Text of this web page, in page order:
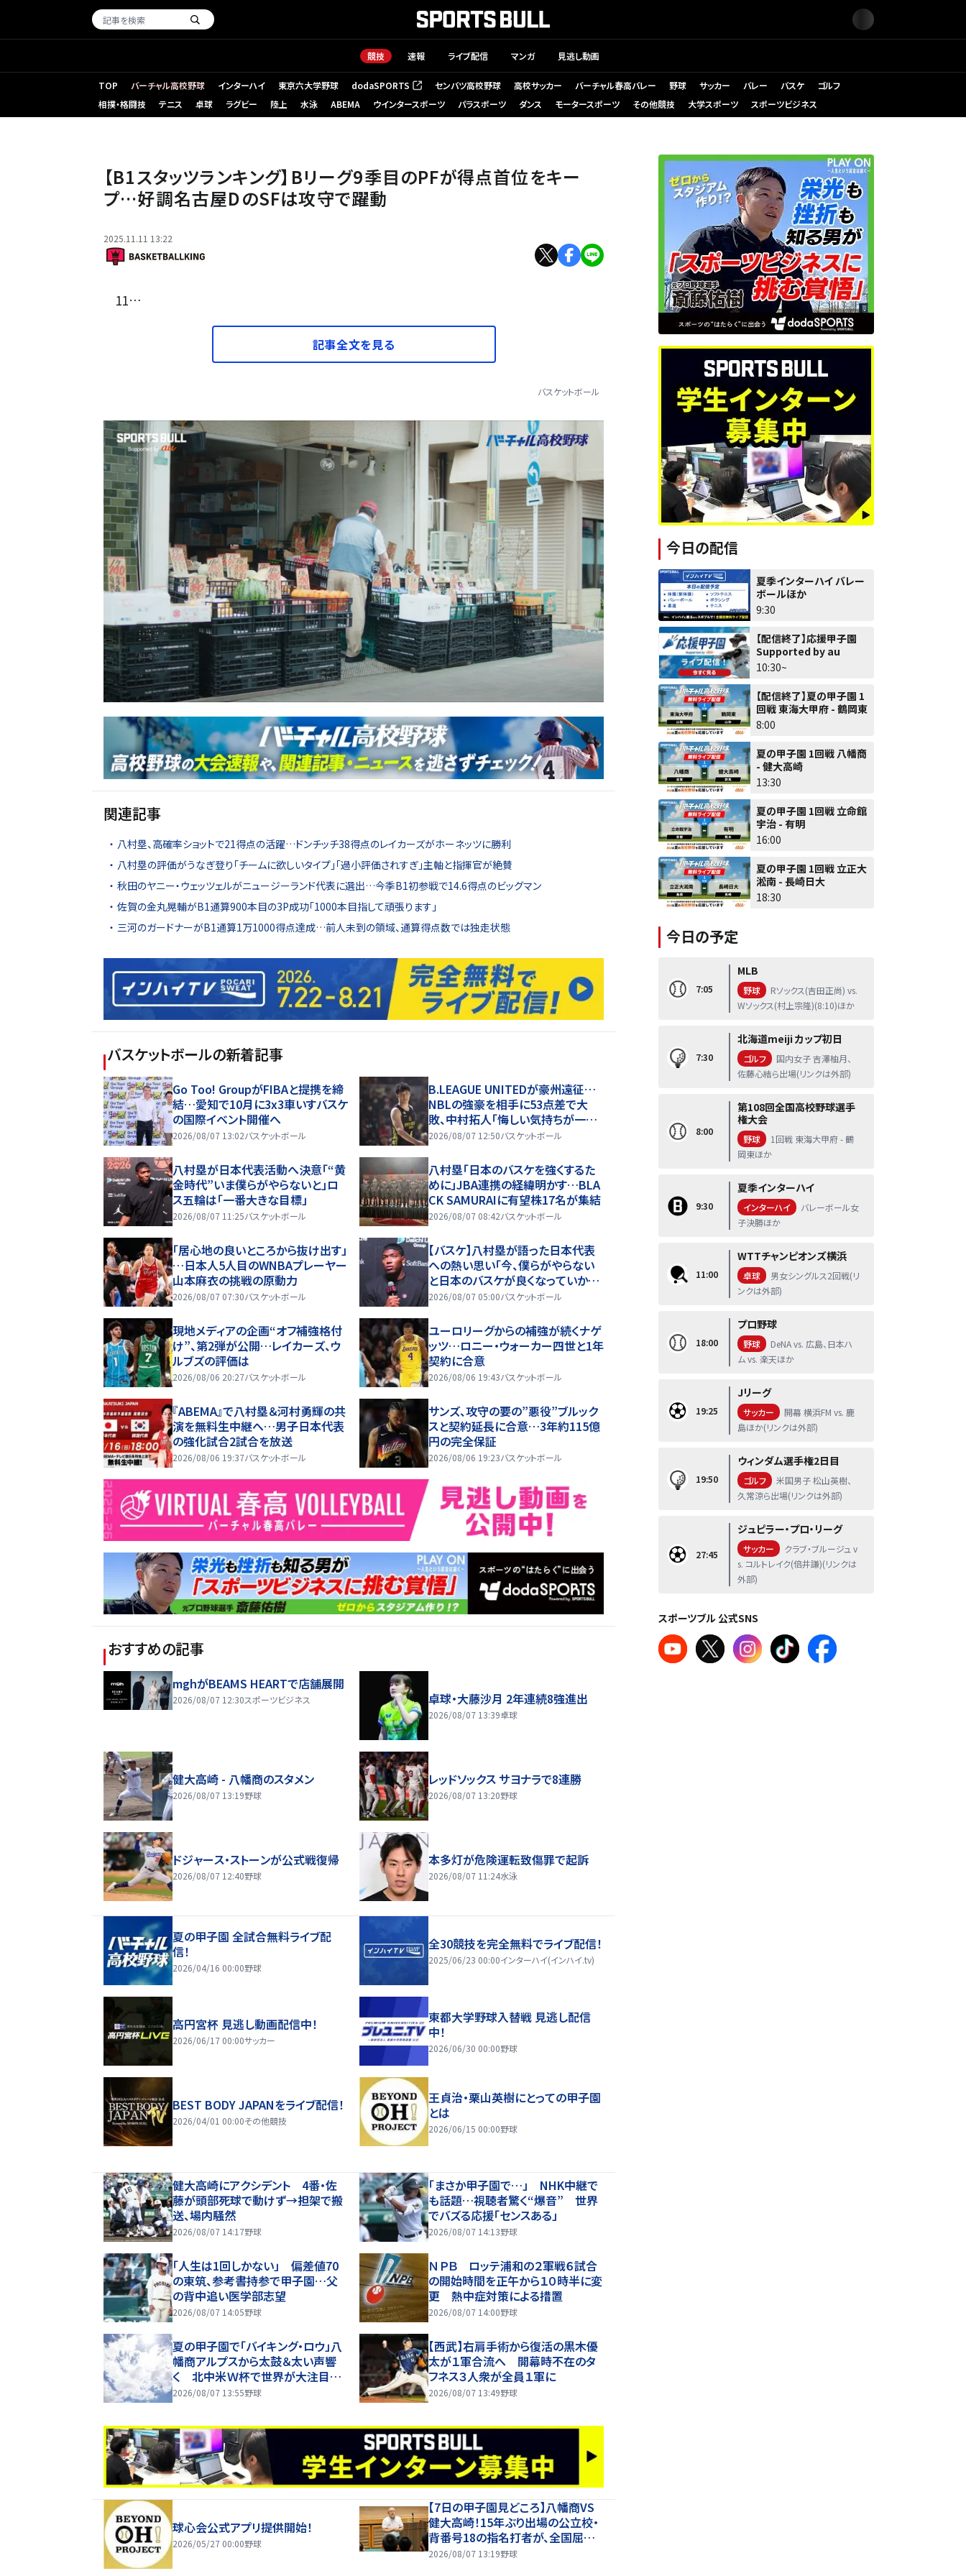
競技 速報 ライブ配信 マンガ 見逃し動画
TOP バーチャル高校野球 インターハイ 東京六大学野球 dodaSPORTS
（新しいタブで開く） センバツ高校野球 高校サッカー バーチャル春高バレー 野球 サッカー バレー バスケ
ゴルフ
相撲・格闘技
テニス 卓球 ラグビー 陸上 水泳 ABEMA ウインタースポーツ パラスポーツ ダンス モータースポーツ その他競技 大学スポーツ スポーツビジネス
【B1スタッツランキング】Bリーグ9季目のPFが得点首位をキー
プ…好調名古屋DのSFは攻守で躍動
2025.11.11 13:22
11…
記事全文を見る
バスケットボール
関連記事
八村塁、高確率ショットで21得点の活躍…ドンチッチ38得点のレイカーズがホーネッツに勝利
八村塁の評価がうなぎ登り「チームに欲しいタイプ」「過小評価されすぎ」主軸と指揮官が絶賛
秋田のヤニー・ウェッツェルがニュージーランド代表に選出…今季B1初参戦で14.6得点のビッグマン
佐賀の金丸晃輔がB1通算900本目の3P成功「1000本目指して頑張ります」
三河のガードナーがB1通算1万1000得点達成…前人未到の領域、通算得点数では独走状態
バスケットボールの新着記事
Go Too! GroupがFIBAと提携を締
結…愛知で10月に3x3車いすバスケ
の国際イベント開催へ
2026/08/07 13:02バスケットボール
B.LEAGUE UNITEDが豪州遠征…
NBLの強豪を相手に53点差で大
敗、中村拓人「悔しい気持ちが一番
強い」
2026/08/07 12:50バスケットボール
八村塁が日本代表活動へ決意「“黄
金時代”いま僕らがやらないと」ロ
ス五輪は「一番大きな目標」
2026/08/07 11:25バスケットボール
八村塁「日本のバスケを強くするた
めに」JBA連携の経緯明かす…BLA
CK SAMURAIに有望株17名が集結
2026/08/07 08:42バスケットボール
「居心地の良いところから抜け出す」
…日本人5人目のWNBAプレーヤー
山本麻衣の挑戦の原動力
2026/08/07 07:30バスケットボール
【バスケ】八村塁が語った日本代表
への熱い思い「今、僕らがやらない
と日本のバスケが良くなっていかな
い」
2026/08/07 05:00バスケットボール
現地メディアの企画“オフ補強格付
け”、第2弾が公開…レイカーズ、ウ
ルブズの評価は
2026/08/06 20:27バスケットボール
ユーロリーグからの補強が続くナゲ
ッツ…ロニー・ウォーカー四世と1年
契約に合意
2026/08/06 19:43バスケットボール
『ABEMA』で八村塁＆河村勇輝の共
演を無料生中継へ…男子日本代表
の強化試合2試合を放送
2026/08/06 19:37バスケットボール
サンズ、攻守の要の”悪役”ブルック
スと契約延長に合意…3年約115億
円の完全保証
2026/08/06 19:23バスケットボール
おすすめの記事
mghがBEAMS HEARTで店舗展開
2026/08/07 12:30スポーツビジネス 卓球・大藤沙月 2年連続8強進出
2026/08/07 13:39卓球
健大高崎 - 八幡商のスタメン
2026/08/07 13:19野球
レッドソックス サヨナラで8連勝
2026/08/07 13:20野球
ドジャース・ストーンが公式戦復帰
2026/08/07 12:40野球
本多灯が危険運転致傷罪で起訴
2026/08/07 11:24水泳
夏の甲子園 全試合無料ライブ配
信！
2026/04/16 00:00野球
全30競技を完全無料でライブ配信！
2025/06/23 00:00インターハイ(インハイ.tv)
高円宮杯 見逃し動画配信中！
2026/06/17 00:00サッカー
東都大学野球入替戦 見逃し配信
中！
2026/06/30 00:00野球
BEST BODY JAPANをライブ配信！
2026/04/01 00:00その他競技
王貞治・栗山英樹にとっての甲子園
とは
2026/06/15 00:00野球
健大高崎にアクシデント 4番・佐
藤が頭部死球で動けず→担架で搬
送、場内騒然
2026/08/07 14:17野球
「まさか甲子園で…」 NHK中継で
も話題…視聴者驚く“爆音” 世界
でバズる応援「センスある」
2026/08/07 14:13野球
「人生は1回しかない」 偏差値70
の東筑、参考書持参で甲子園…父
の背中追い医学部志望
2026/08/07 14:05野球
ＮＰＢ ロッテ浦和の２軍戦６試合
の開始時間を正午から１０時半に変
更 熱中症対策による措置
2026/08/07 14:00野球
夏の甲子園で「バイキング・ロウ」八
幡商アルプスから太鼓＆太い声響
く 北中米Ｗ杯で世界が大注目
高校野球の舞台にも
2026/08/07 13:55野球
【西武】右肩手術から復活の黒木優
太が１軍合流へ 開幕時不在のタ
フネス３人衆が全員１軍に
2026/08/07 13:49野球
球心会公式アプリ提供開始！
2026/05/27 00:00野球
【7日の甲子園見どころ】八幡商VS
健大高崎！15年ぶり出場の公立校・
背番号18の指名打者が、全国屈指
の投手陣に挑む
2026/08/07 13:19野球
今日の配信
夏季インターハイ バレー
ボールほか
9:30
【配信終了】応援甲子園
Supported by au
10:30~
【配信終了】夏の甲子園 1
回戦 東海大甲府 - 鶴岡東
8:00
夏の甲子園 1回戦 八幡商
- 健大高崎
13:30
夏の甲子園 1回戦 立命館
宇治 - 有明
16:00
夏の甲子園 1回戦 立正大
淞南 - 長崎日大
18:30
今日の予定
7:05
MLB
野球
Rソックス(吉田正尚) vs.
Wソックス(村上宗隆)(8:10)ほか
7:30
北海道meiji カップ初日
ゴルフ
国内女子 吉澤柚月、
佐藤心結ら出場(リンクは外部)
8:00
第108回全国高校野球選手
権大会
野球
1回戦 東海大甲府 - 鶴
岡東ほか
9:30
夏季インターハイ
インターハイ
バレーボール女
子決勝ほか
11:00
WTTチャンピオンズ横浜
卓球
男女シングルス2回戦(リ
ンクは外部)
18:00
プロ野球
野球
DeNA vs. 広島、日本ハ
ム vs. 楽天ほか
19:25
Jリーグ
サッカー
開幕 横浜FM vs. 鹿
島ほか(リンクは外部)
19:50
ウィンダム選手権2日目
ゴルフ
米国男子 松山英樹、
久常涼ら出場(リンクは外部)
27:45
ジュピラー・プロ・リーグ
サッカー
クラブ・ブルージュ v
s. コルトレイク(倍井謙)(リンクは
外部)
スポーツブル 公式SNS